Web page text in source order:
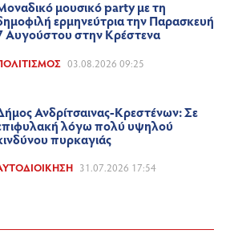
μουσικό party με τη
ερμηνεύτρια την Παρασκευή
Αυγούστου στην Κρέστενα
03.08.2026 09:25
Ανδρίτσαινας-Κρεστένων: Σε
λόγω πολύ υψηλού
πυρκαγιάς
31.07.2026 17:54